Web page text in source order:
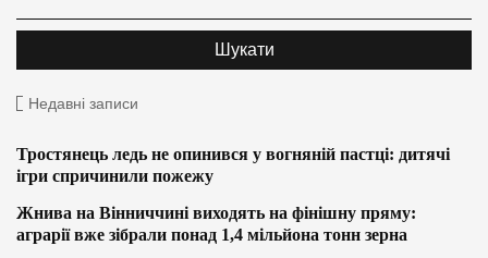
Недавні записи
Тростянець ледь не опинився у вогняній пастці: дитячі
ігри спричинили пожежу
Жнива на Вінниччині виходять на фінішну пряму:
аграрії вже зібрали понад 1,4 мільйона тонн зерна